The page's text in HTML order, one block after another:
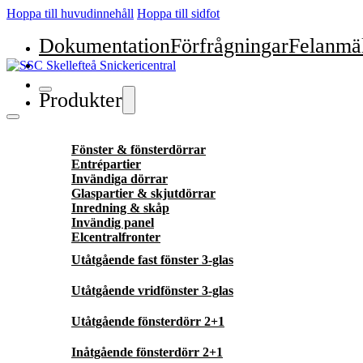
Hoppa till huvudinnehåll Hoppa till sidfot
DokumentationFörfrågningar
Produkter
Fönster & fönsterdörrar
Entrépartier
Invändiga dörrar
Glaspartier & skjutdörrar
Inredning & skåp
Invändig panel
Elcentralfronter
Utåtgående fast fönster 3-glas
Utåtgående vridfönster 3-glas
Utåtgående fönsterdörr 2+1
Inåtgående fönsterdörr 2+1